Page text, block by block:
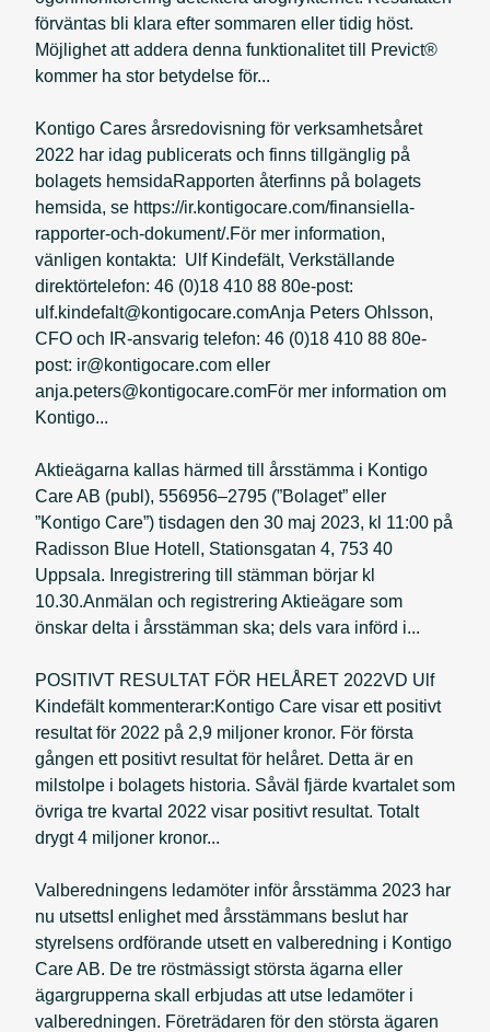
förväntas bli klara efter sommaren eller tidig höst.
Möjlighet att addera denna funktionalitet till Previct®
kommer ha stor betydelse för...
Kontigo Cares årsredovisning för verksamhetsåret
2022 har idag publicerats och finns tillgänglig på
bolagets hemsidaRapporten återfinns på bolagets
hemsida, se https://ir.kontigocare.com/finansiella-
rapporter-och-dokument/.För mer information,
vänligen kontakta: Ulf Kindefält, Verkställande
direktörtelefon: 46 (0)18 410 88 80e-post:
ulf.kindefalt@kontigocare.comAnja Peters Ohlsson,
CFO och IR-ansvarig telefon: 46 (0)18 410 88 80e-
post: ir@kontigocare.com eller
anja.peters@kontigocare.comFör mer information om
Kontigo...
Aktieägarna kallas härmed till årsstämma i Kontigo
Care AB (publ), 556956–2795 (”Bolaget” eller
”Kontigo Care”) tisdagen den 30 maj 2023, kl 11:00 på
Radisson Blue Hotell, Stationsgatan 4, 753 40
Uppsala. Inregistrering till stämman börjar kl
10.30.Anmälan och registrering Aktieägare som
önskar delta i årsstämman ska; dels vara införd i...
POSITIVT RESULTAT FÖR HELÅRET 2022VD Ulf
Kindefält kommenterar:Kontigo Care visar ett positivt
resultat för 2022 på 2,9 miljoner kronor. För första
gången ett positivt resultat för helåret. Detta är en
milstolpe i bolagets historia. Såväl fjärde kvartalet som
övriga tre kvartal 2022 visar positivt resultat. Totalt
drygt 4 miljoner kronor...
Valberedningens ledamöter inför årsstämma 2023 har
nu utsettsI enlighet med årsstämmans beslut har
styrelsens ordförande utsett en valberedning i Kontigo
Care AB. De tre röstmässigt största ägarna eller
ägargrupperna skall erbjudas att utse ledamöter i
valberedningen. Företrädaren för den största ägaren